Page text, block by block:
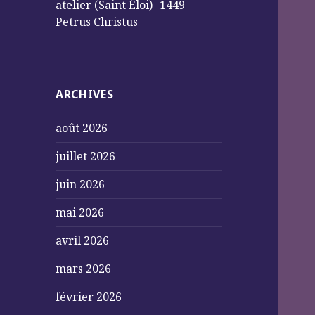
atelier (Saint Éloi) -1449
Petrus Christus
ARCHIVES
août 2026
juillet 2026
juin 2026
mai 2026
avril 2026
mars 2026
février 2026